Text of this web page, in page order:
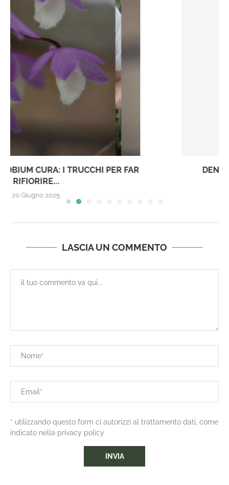
DENDROBIUM KINGIANUM IBRIDO ‘ELLEN’
LASCIA UN COMMENTO
* utilizzando questo form ci autorizzi al trattamento dati, come
indicato nella privacy policy